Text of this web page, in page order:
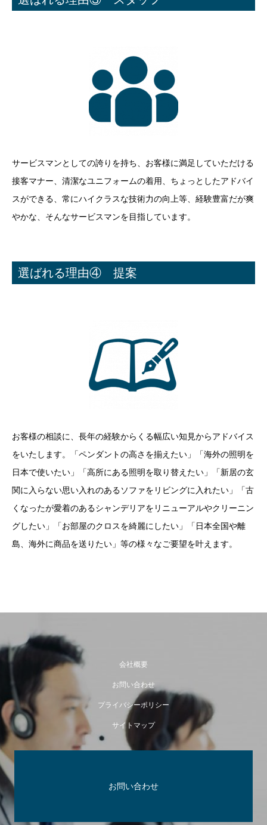
サービスマンとしての誇りを持ち、お客様に満足していただける
接客マナー、清潔なユニフォームの着用、ちょっとしたアドバイ
スができる、常にハイクラスな技術力の向上等、経験豊富だが爽
やかな、そんなサービスマンを目指しています。
選ばれる理由④ 提案
お客様の相談に、長年の経験からくる幅広い知見からアドバイス
をいたします。「ペンダントの高さを揃えたい」「海外の照明を
日本で使いたい」「高所にある照明を取り替えたい」「新居の玄
関に入らない思い入れのあるソファをリビングに入れたい」「古
くなったが愛着のあるシャンデリアをリニューアルやクリーニン
グしたい」「お部屋のクロスを綺麗にしたい」「日本全国や離
島、海外に商品を送りたい」等の様々なご要望を叶えます。
会社概要
お問い合わせ
プライバシーポリシー
サイトマップ
お問い合わせ